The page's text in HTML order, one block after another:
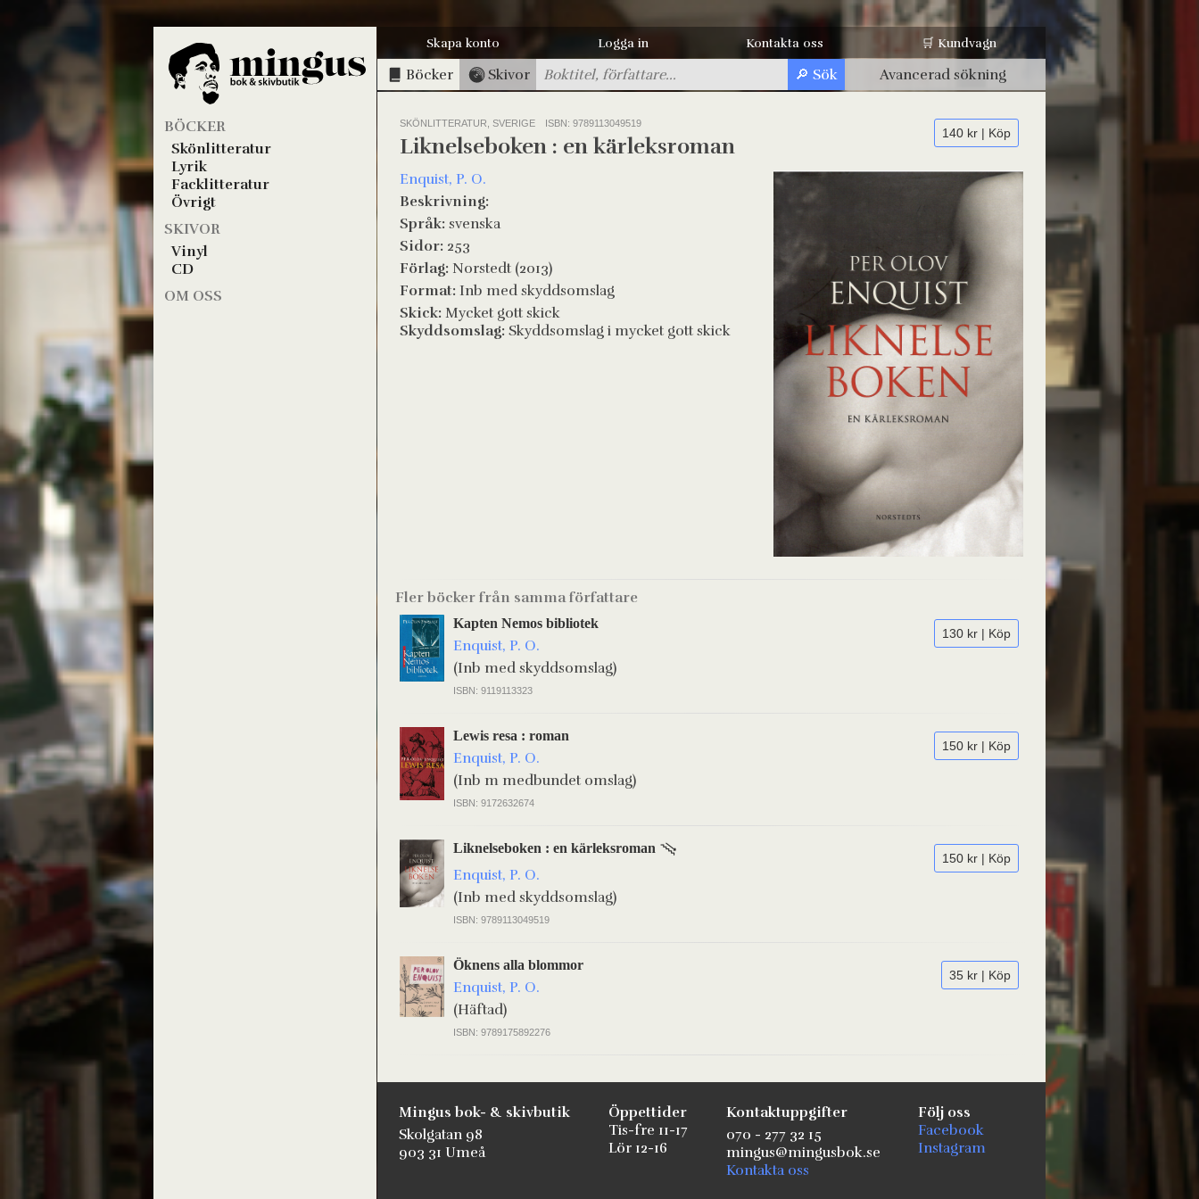
BÖCKER
Skönlitteratur
Lyrik
Facklitteratur
Övrigt
SKIVOR
Vinyl
CD
OM OSS
Skapa konto Logga in Kontakta oss 🛒 Kundvagn
Böcker Skivor Avancerad sökning
SKÖNLITTERATUR, SVERIGE ISBN: 9789113049519
140 kr | Köp
Liknelseboken : en kärleksroman
Enquist, P. O.
Beskrivning:
Språk: svenska
Sidor: 253
Förlag: Norstedt (2013)
Format: Inb med skyddsomslag
Skick: Mycket gott skick
Skyddsomslag: Skyddsomslag i mycket gott skick
Fler böcker från samma författare
130 kr | Köp
Kapten Nemos bibliotek
Enquist, P. O.
(Inb med skyddsomslag)
ISBN: 9119113323
150 kr | Köp
Lewis resa : roman
Enquist, P. O.
(Inb m medbundet omslag)
ISBN: 9172632674
150 kr | Köp
Liknelseboken : en kärleksroman
Enquist, P. O.
(Inb med skyddsomslag)
ISBN: 9789113049519
35 kr | Köp
Öknens alla blommor
Enquist, P. O.
(Häftad)
ISBN: 9789175892276
Mingus bok- & skivbutik
Skolgatan 98
903 31 Umeå
Öppettider
Tis-fre 11-17
Lör 12-16
Kontaktuppgifter
070 - 277 32 15
mingus@mingusbok.se
Kontakta oss
Följ oss
Facebook
Instagram